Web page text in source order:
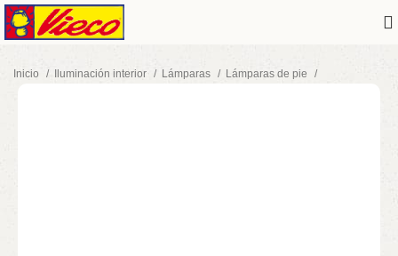
Inicio Iluminación interior Lámparas Lámparas de pie